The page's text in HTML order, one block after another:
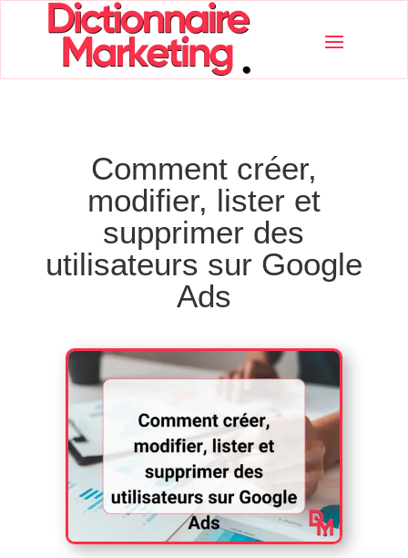
Comment créer,
modifier, lister et
supprimer des
utilisateurs sur Google
Ads